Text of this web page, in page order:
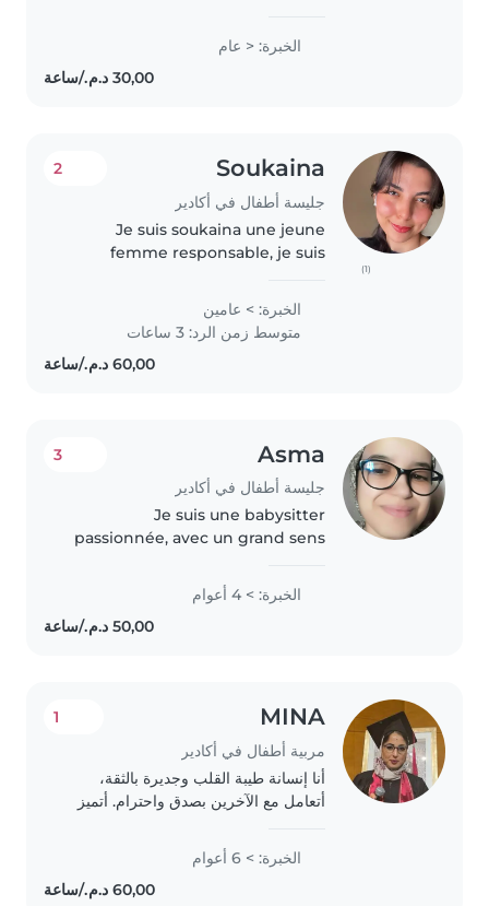
d'expérience professionnelle, j'ai
des compétences variées
comme le dessin, la lecture,..
الخبرة: < عام
(1)
Soukaina
جليسة أطفال في أكادير
2
Je suis soukaina une jeune
femme responsable, je suis
en tant que baby-sitter depuis
deux an dans clinique , je suis..
الخبرة: > عامين
متوسط زمن الرد: 3 ساعات
Asma
جليسة أطفال في أكادير
3
Je suis une babysitter
passionnée, avec un grand sens
n'aie pas encore d'expérience
professionnelle, j'adore travailler
avec les enfants et j'ai
الخبرة: > 4 أعوام
MINA
مربية أطفال في أكادير
1
أنا إنسانة طيبة القلب وجديرة بالثقة،
أتعامل مع الآخرين بصدق واحترام. أتميز
ومفيدة في كل ما أقوم به. كما أنني أحب
العمل مع الأطفال، لأنني أجد..
الخبرة: > 6 أعوام